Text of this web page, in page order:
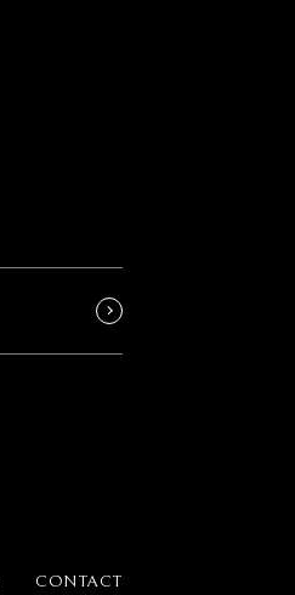
CONTACT